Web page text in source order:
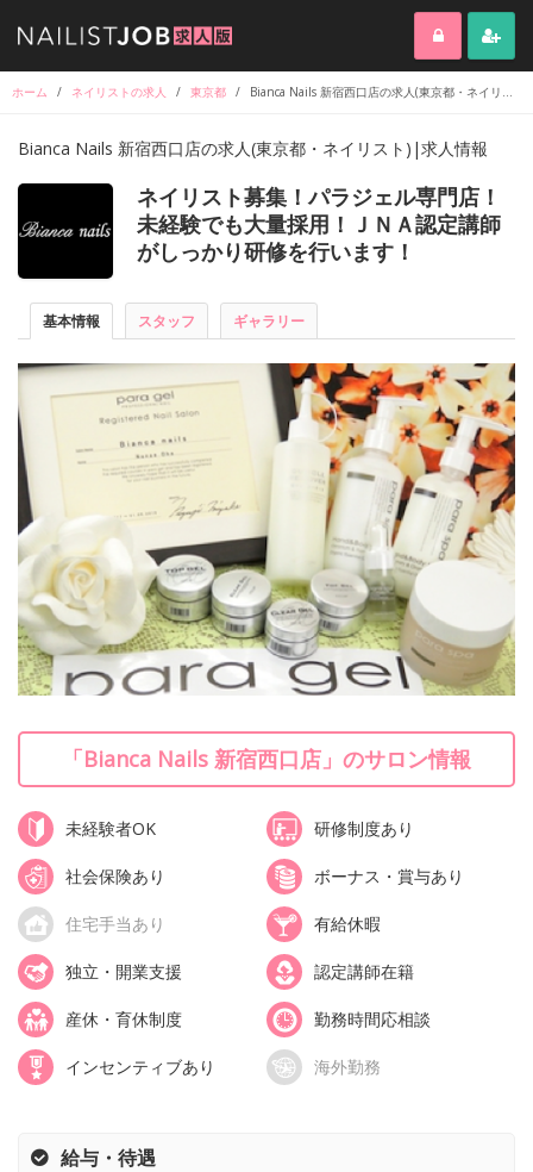
ホーム / ネイリストの求人 / 東京都 / Bianca Nails 新宿西口店の求人(東京都・ネイリスト)|求人情報
Bianca Nails 新宿西口店の求人(東京都・ネイリスト)|求人情報
ネイリスト募集！パラジェル専門店！
未経験でも大量採用！ＪＮＡ認定講師
がしっかり研修を行います！
基本情報 スタッフ ギャラリー
「Bianca Nails 新宿西口店」のサロン情報
未経験者OK 研修制度あり
社会保険あり ボーナス・賞与あり
住宅手当あり 有給休暇
独立・開業支援 認定講師在籍
産休・育休制度 勤務時間応相談
インセンティブあり 海外勤務
給与・待遇